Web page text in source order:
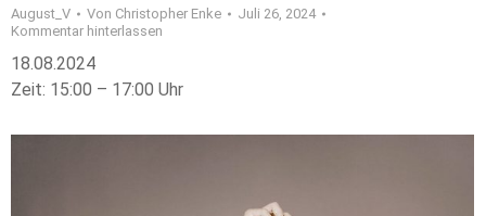
August_V Von Christopher Enke
Juli 26, 2024
Kommentar hinterlassen
18.08.2024
Zeit: 15:00 – 17:00 Uhr